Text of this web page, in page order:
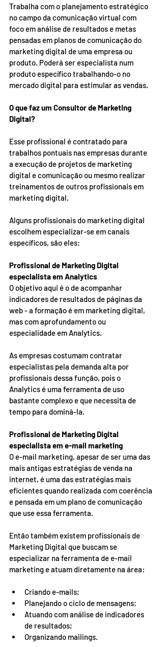
Trabalha com o planejamento estratégico
no campo da comunicação virtual com
foco em análise de resultados e metas
pensadas em planos de comunicação do
marketing digital de uma empresa ou
produto. Poderá ser especialista num
produto específico trabalhando-o no
mercado digital para estimular as vendas.
O que faz um Consultor de Marketing
Digital?
Esse profissional é contratado para
trabalhos pontuais nas empresas durante
a execução de projetos de marketing
digital e comunicação ou mesmo realizar
treinamentos de outros profissionais em
marketing digital.
Alguns profissionais do marketing digital
escolhem especializar-se em canais
específicos, são eles:
Profissional de Marketing Digital
especialista em Analytics
O objetivo aqui é o de acompanhar
indicadores de resultados de páginas da
web - a formação é em marketing digital,
mas com aprofundamento ou
especialidade em Analytics.
As empresas costumam contratar
especialistas pela demanda alta por
profissionais dessa função, pois o
Analytics é uma ferramenta de uso
bastante complexo e que necessita de
tempo para dominá-la.
Profissional de Marketing Digital
especialista em e-mail marketing
O e-mail marketing, apesar de ser uma das
mais antigas estratégias de venda na
internet, é uma das estratégias mais
eficientes quando realizada com coerência
e pensada em um plano de comunicação
que use essa ferramenta.
Então também existem profissionais de
Marketing Digital que buscam se
especializar na ferramenta de e-mail
marketing e atuam diretamente na área:
Criando e-mails;
Planejando o ciclo de mensagens;
Atuando com análise de indicadores
de resultados;
Organizando mailings.